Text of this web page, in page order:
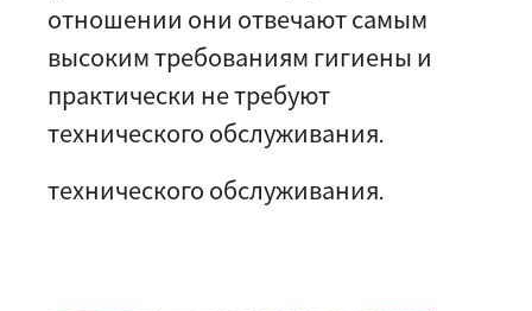
отношении они отвечают самым
высоким требованиям гигиены и
практически не требуют
технического обслуживания.
технического обслуживания.